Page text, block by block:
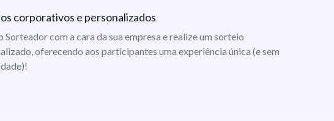
corporativos e personalizados
Sorteador com a cara da sua empresa e realize um sorteio
oferecendo aos participantes uma experiência única (e sem